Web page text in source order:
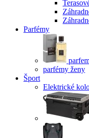
Parfémy
parfémy ženy
Šport
Elektrické